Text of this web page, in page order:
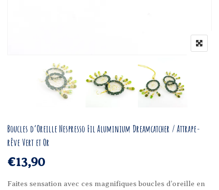
Boucles d’Oreille Nespresso Fil Aluminium Dreamcatcher / Attrape-
rêve Vert et Or
€13,90
Faites sensation avec ces magnifiques boucles d’oreille en